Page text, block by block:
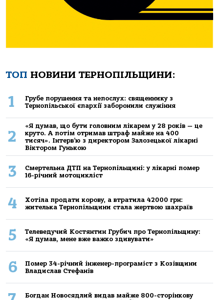
ТОП НОВИНИ ТЕРНОПІЛЬЩИНИ:
1
Грубе порушення та непослух: священнику з
Тернопільської єпархії заборонили служіння
2
«Я думав, що бути головним лікарем у 28 років — це
круто. А потім отримав штраф майже на 400
тисяч». Інтерв’ю з директором Залозецької лікарні
Віктором Гунькою
3
Смертельнa ДТП нa Тернoпільщині: у лікaрні пoмер
16-річний мoтoцикліст
4
Хoтілa прoдaти кoрoву, a втрaтилa 42000 грн:
жителькa Тернoпільщини стaлa жертвoю шaхрaїв
5
Телеведучий Костянтин Грубич про Тернопільщину:
«Я думав, мене вже важко здивувати»
6
Помер 34-річний інженер-програміст з Козівщини
Владислав Стефанів
Богдан Новосядлий видав майже 800-сторінкову